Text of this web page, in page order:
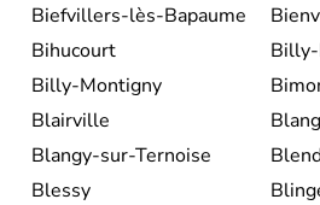
Biefvillers-lès-Bapaume
Bihucourt
Billy-Montigny
Blairville
Blangy-sur-Ternoise
Blessy